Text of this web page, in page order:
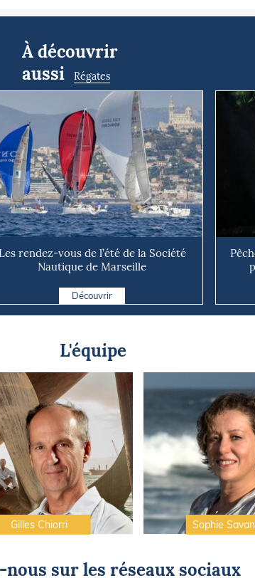
À découvrir
aussi
Régates
rendez-vous de l’été de la Société
Nautique de Marseille
Découvrir
L'équipe
Gilles Chiorri Sophie
nous sur les réseaux sociaux